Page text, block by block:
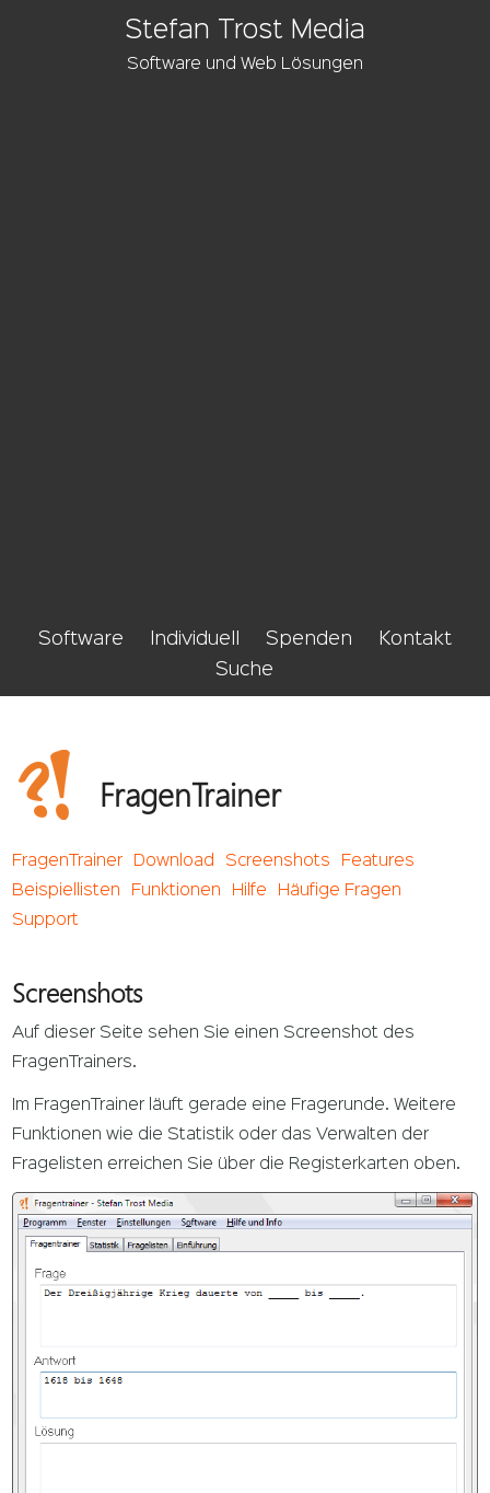
Stefan Trost Media
Software und Web Lösungen
Software Individuell Spenden
Kontakt
Suche
FragenTrainer
FragenTrainer Download Screenshots
Features
Beispiellisten
Funktionen Hilfe
Häufige Fragen
Support
Screenshots
Auf dieser Seite sehen Sie einen Screenshot des
FragenTrainers.
Im FragenTrainer läuft gerade eine Fragerunde. Weitere
Funktionen wie die Statistik oder das Verwalten der
Fragelisten erreichen Sie über die Registerkarten oben.